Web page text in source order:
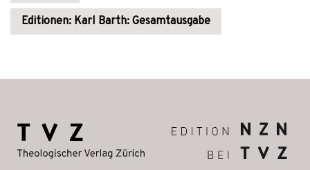
Editionen: Karl Barth: Gesamtausgabe